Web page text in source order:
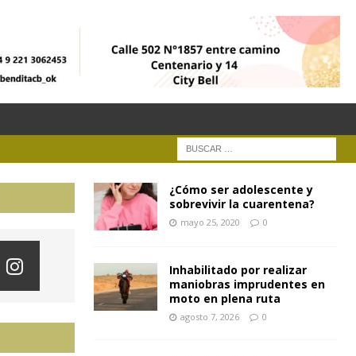
¿Cómo ser adolescente y
sobrevivir la cuarentena?
mayo 25, 2020 0
Inhabilitado por realizar
maniobras imprudentes en
moto en plena ruta
agosto 7, 2026 0